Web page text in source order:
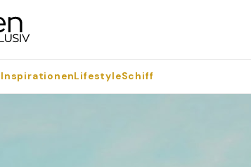
InspirationenLifestyleSchiff